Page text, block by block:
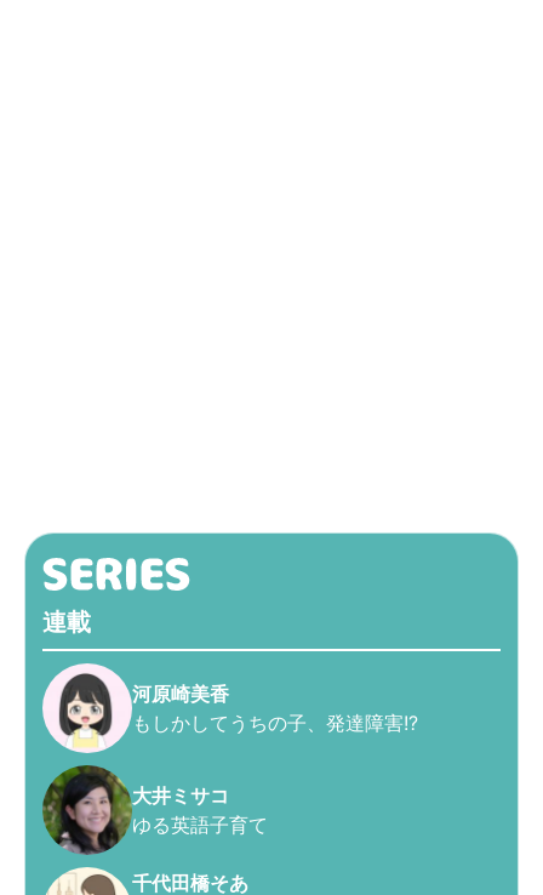
連載
河原崎美香
もしかしてうちの子、発達障害!?
大井ミサコ
ゆる英語子育て
千代田橋そあ